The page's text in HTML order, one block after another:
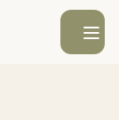
Ouvrir le